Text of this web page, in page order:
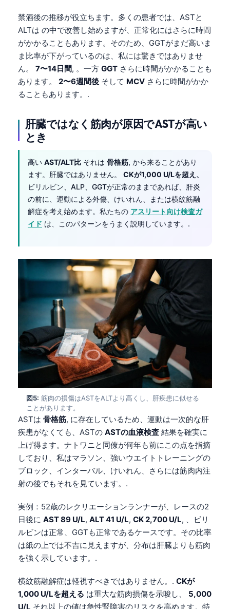
禁酒後の推移が役立ちます。多くの患者では、ASTと
ALTは の中で改善し始めますが、正常化にはさらに時間
がかかることもあります。そのため、GGTがまだ高いま
ま比率が下がっているのは、私には驚きではありませ
ん。 7〜14日間, 。一方 GGT さらに時間がかかることも
あります。 2〜6週間後 そして MCV さらに時間がかか
ることもあります。.
肝臓ではなく筋肉が原因でASTが高い
とき
高い AST/ALT比 それは 骨格筋, から来ることがあり
ます。肝臓ではありません。 CKが1,000 U/Lを超え、
ビリルビン、ALP、GGTが正常のままであれば、肝炎
の前に、運動による外傷、けいれん、または横紋筋融
解症を考え始めます。私たちの アスリート向け検査ガ
イド は、このパターンをうまく説明しています。.
図5: 筋肉の損傷はASTをALTより高くし、肝疾患に似せる
ことがあります。
ASTは 骨格筋, に存在しているため、運動は一次的な肝
疾患がなくても、ASTの ASTの血液検査 結果を確実に
上げ得ます。ナトワニと同僚が何年も前にこの点を指摘
しており、私はマラソン、強いウエイトトレーニングの
ブロック、インターバル、けいれん、さらには筋肉内注
射の後でもそれを見ています。.
実例：52歳のレクリエーションランナーが、レースの2
日後に AST 89 U/L, ALT 41 U/L, CK 2,700 U/L, 、ビリ
ルビンは正常、GGTも正常であるケースです。その比率
は紙の上では不吉に見えますが、分布は肝臓よりも筋肉
を強く示しています。.
横紋筋融解症は軽視すべきではありません。. CKが
1,000 U/Lを超える は重大な筋肉損傷を示唆し、 5,000
U/L それ以上の値は急性腎障害のリスクを高めます。特